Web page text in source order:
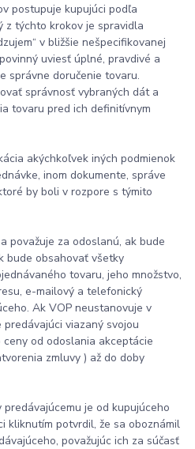
postupuje kupujúci podľa
z týchto krokov je spravidla
v bližšie nešpecifikovanej
uviesť úplné, pravdivé a
správne doručenie tovaru.
správnosť vybraných dát a
tovaru pred ich definitívnym
akýchkoľvek iných podmienok
inom dokumente, správe
by boli v rozpore s týmito
považuje za odoslanú, ak bude
bude obsahovať všetky
tovaru, jeho množstvo,
e-mailový a telefonický
Ak VOP neustanovuje v
viazaný svojou
od odoslania akceptácie
zmluvy ) až do doby
je od kupujúceho
kliknutím potvrdil, že sa oboznámil
považujúc ich za súčasť